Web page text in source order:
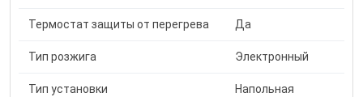
Термостат защиты от перегрева Да
Тип розжига Электронный
Тип установки Напольная